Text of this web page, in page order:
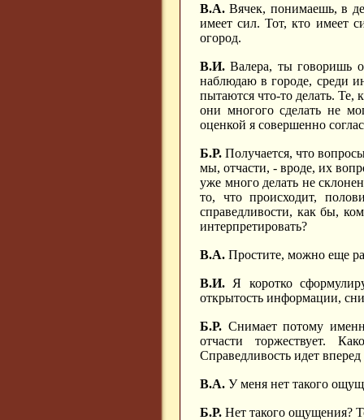
В.А. Вячек, понимаешь, в
имеет сил. Тот, кто имеет
огород.
В.И. Валера, ты говоришь
наблюдаю в городе, среди
пытаются что-то делать. Те,
они многого сделать не
оценкой я совершенно
Б.Р. Получается, что
мы, отчасти, - вроде, их
уже много делать не
то, что происходит,
справедливости, как бы,
интерпретировать?
В.А. Простите, можно еще
В.И. Я коротко
открытость информации,
Б.Р. Снимает потому
отчасти торжествует.
Справедливость идет
В.А. У меня нет такого
Б.Р. Нет такого ощущения?